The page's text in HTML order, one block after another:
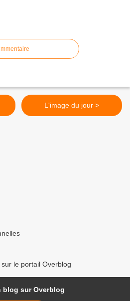
L'image du jour >
le portail Overblog
blog sur Overblog